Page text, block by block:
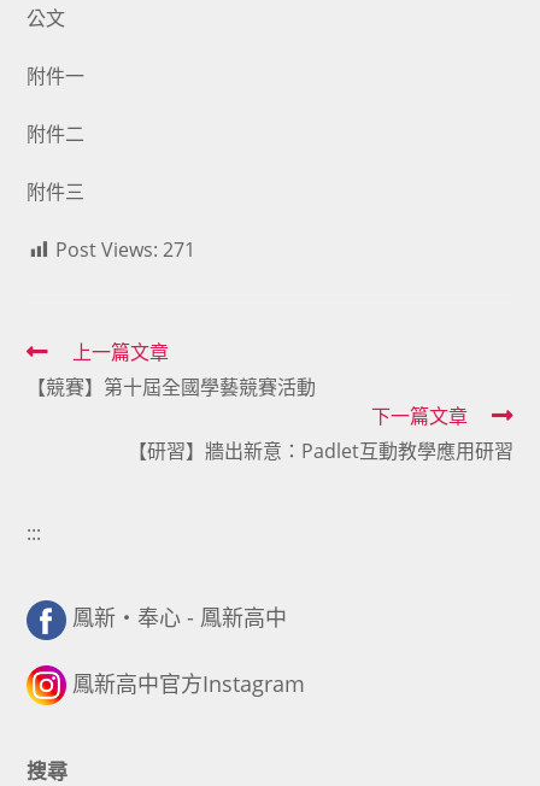
公文
附件一
附件二
附件三
Post Views: 271
Read
more
上一篇文章
【競賽】第十屆全國學藝競賽活動
下一篇文章
【研習】牆出新意：Padlet互動教學應用研習
:::
鳳新・奉心 - 鳳新高中
鳳新高中官方Instagram
搜尋